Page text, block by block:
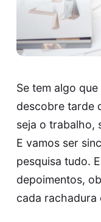
Se tem algo
descobre tarde
seja o trabalho,
E vamos ser
pesquisa tudo.
depoimentos,
cada rachadura